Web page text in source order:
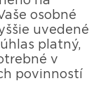
osobné
uvedené
platný,
v
povinností